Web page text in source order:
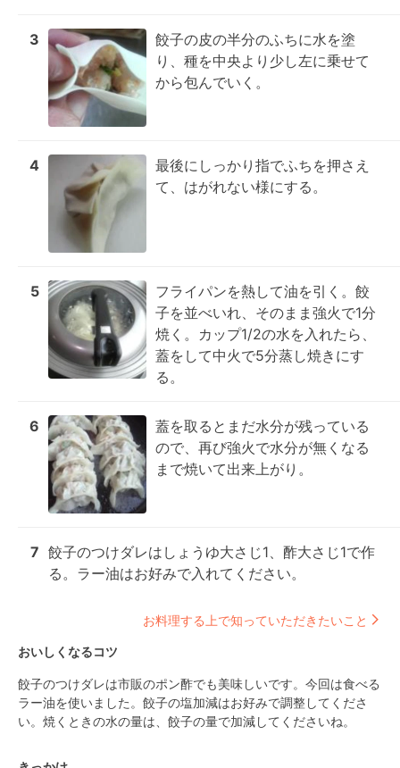
3
餃子の皮の半分のふちに水を塗
り、種を中央より少し左に乗せて
から包んでいく。
4
最後にしっかり指でふちを押さえ
て、はがれない様にする。
5
フライパンを熱して油を引く。餃
子を並べいれ、そのまま強火で1分
焼く。カップ1/2の水を入れたら、
蓋をして中火で5分蒸し焼きにす
る。
6
蓋を取るとまだ水分が残っている
ので、再び強火で水分が無くなる
まで焼いて出来上がり。
7 餃子のつけダレはしょうゆ大さじ1、酢大さじ1で作
る。ラー油はお好みで入れてください。
お料理する上で知っていただきたいこと
おいしくなるコツ
餃子のつけダレは市販のポン酢でも美味しいです。今回は食べる
ラー油を使いました。餃子の塩加減はお好みで調整してくださ
い。焼くときの水の量は、餃子の量で加減してくださいね。